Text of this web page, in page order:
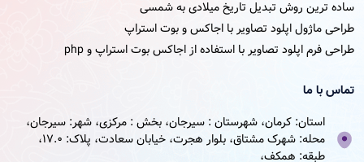
ساده ترین روش تبدیل تاریخ میلادی به شمسی
طراحی ماژول اپلود تصاویر با اجاکس و بوت استراپ
طراحی فرم اپلود تصاویر با استفاده از اجاکس بوت استراپ و php
تماس با ما
استان: کرمان، شهرستان : سیرجان، بخش : مرکزی، شهر: سیرجان،
محله: شهرک مشتاق، بلوار هجرت، خیابان سعادت، پلاک: 17.0،
طبقه: همکف،